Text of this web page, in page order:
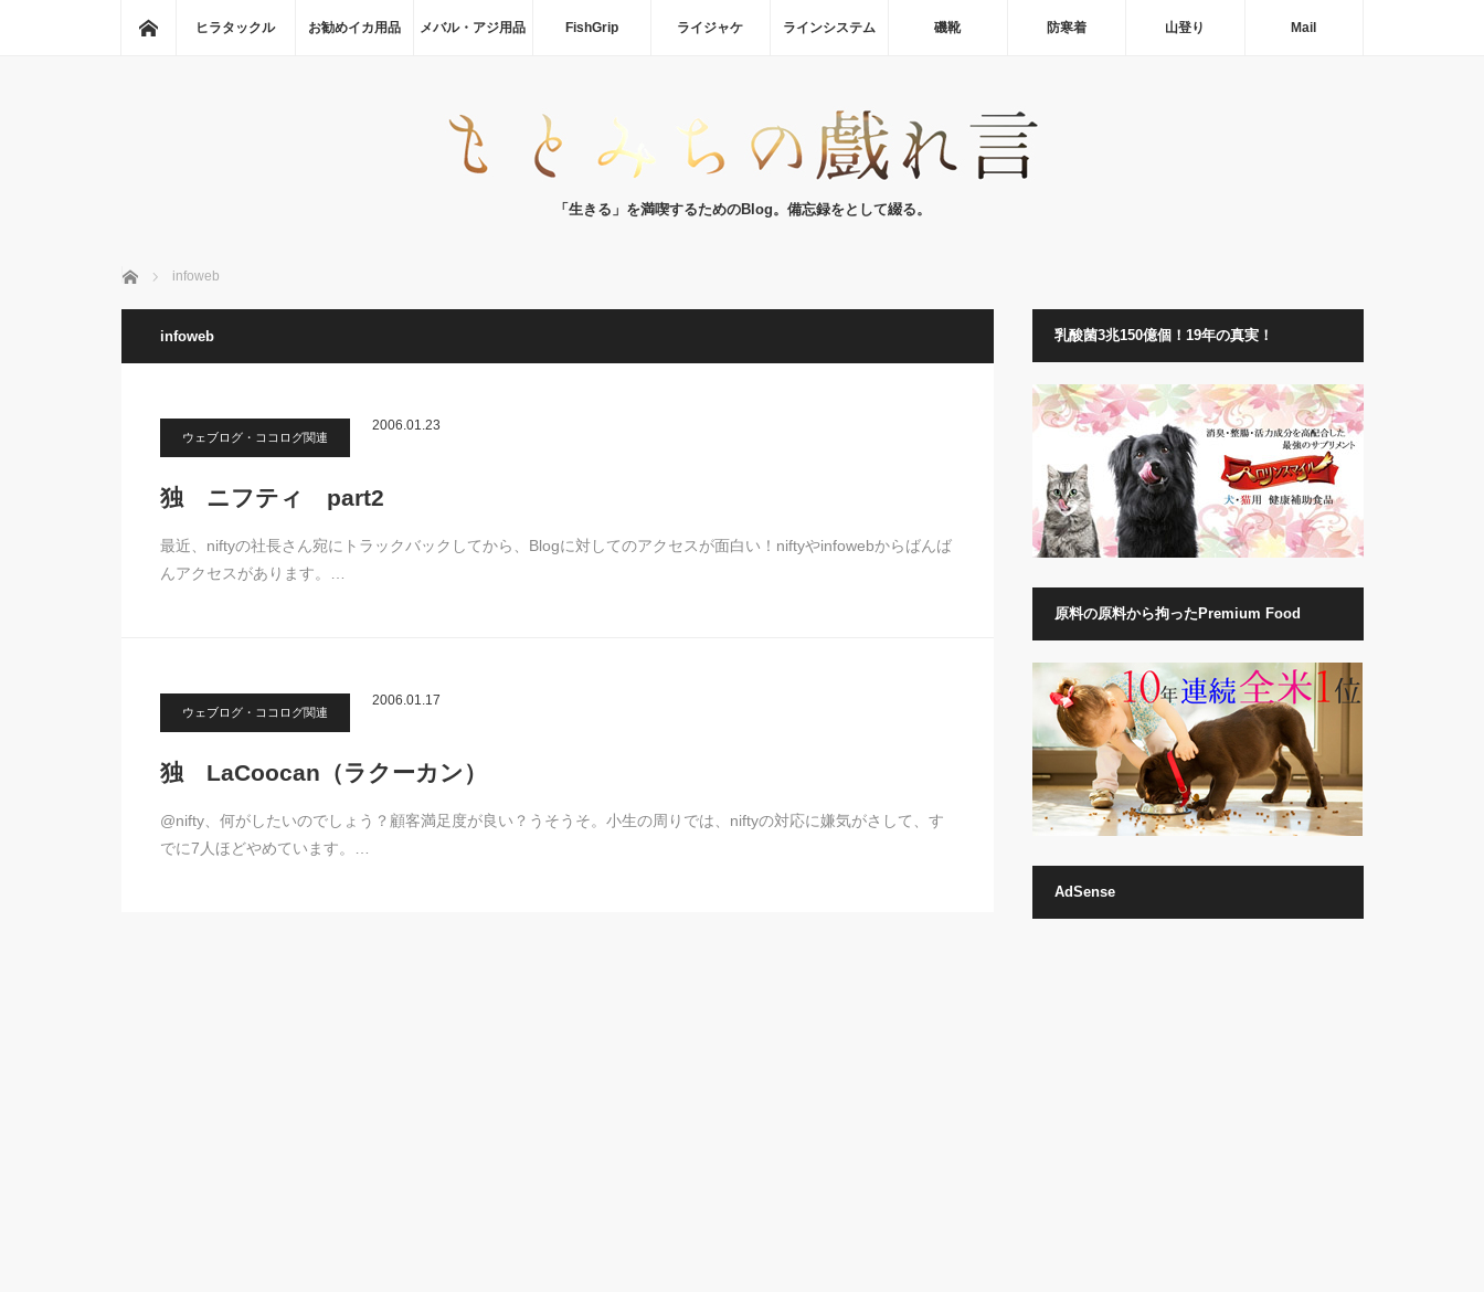
ホーム
ヒラタックル お勧めイカ用品 メバル・アジ用品 FishGrip ライジャケ ラインシステム 磯靴 防寒着 山登り Mail
「生きる」を満喫するためのBlog。備忘録をとして綴る。
ホーム infoweb
infoweb
ウェブログ・ココログ関連
2006.01.23
独 ニフティ part2
最近、niftyの社長さん宛にトラックバックしてから、Blogに対してのアクセスが面白い！niftyやinfowebからばんば
んアクセスがあります。…
ウェブログ・ココログ関連
2006.01.17
独 LaCoocan（ラクーカン）
@nifty、何がしたいのでしょう？顧客満足度が良い？うそうそ。小生の周りでは、niftyの対応に嫌気がさして、す
でに7人ほどやめています。…
乳酸菌3兆150億個！19年の真実！
原料の原料から拘ったPremium Food
AdSense